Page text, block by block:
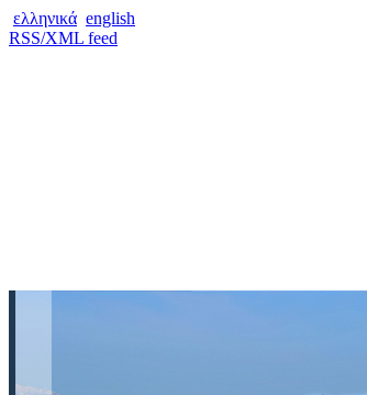
ελληνικά english
RSS/XML feed